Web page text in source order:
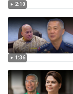
2:10
1:36